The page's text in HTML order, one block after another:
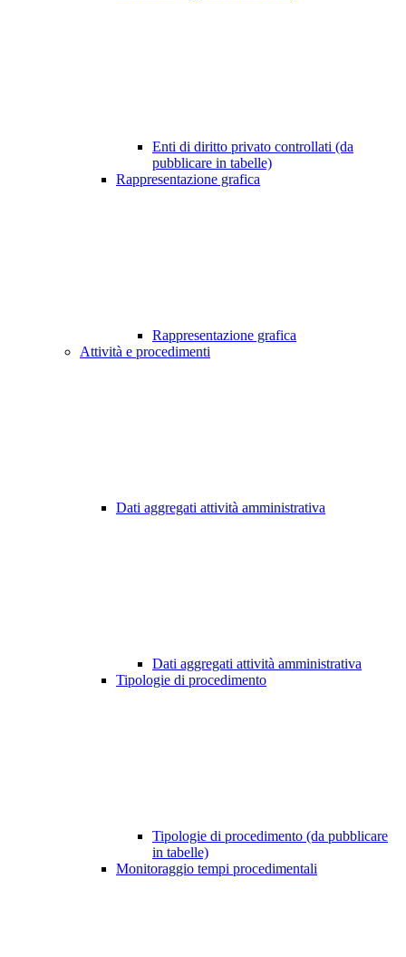
Enti di diritto privato controllati (da
pubblicare in tabelle)
Rappresentazione grafica
Rappresentazione grafica
Attività e procedimenti
Dati aggregati attività amministrativa
Dati aggregati attività amministrativa
Tipologie di procedimento
Tipologie di procedimento (da pubblicare
in tabelle)
Monitoraggio tempi procedimentali